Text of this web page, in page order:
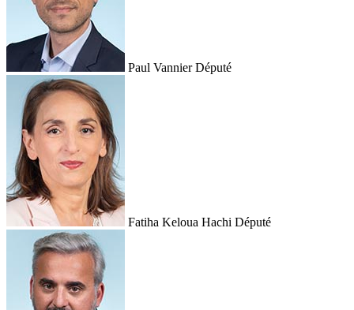
Paul Vannier Député
Fatiha Keloua Hachi Député